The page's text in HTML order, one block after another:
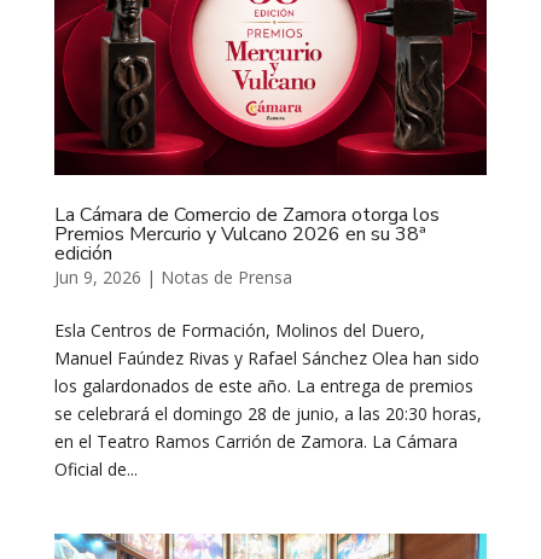
La Cámara de Comercio de Zamora otorga los
Premios Mercurio y Vulcano 2026 en su 38ª
edición
Jun 9, 2026 | Notas de Prensa
Esla Centros de Formación, Molinos del Duero,
Manuel Faúndez Rivas y Rafael Sánchez Olea han sido
los galardonados de este año. La entrega de premios
se celebrará el domingo 28 de junio, a las 20:30 horas,
en el Teatro Ramos Carrión de Zamora. La Cámara
Oficial de...